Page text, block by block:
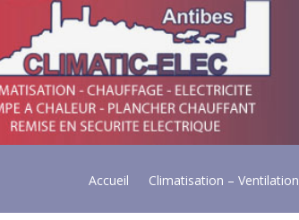
Accueil Climatisation – Ventilation